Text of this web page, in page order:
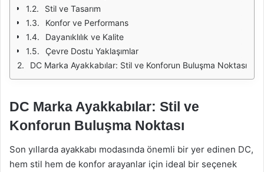
Stil ve Tasarım
Konfor ve Performans
Dayanıklılık ve Kalite
Çevre Dostu Yaklaşımlar
DC Marka Ayakkabılar: Stil ve Konforun Buluşma Noktası
DC Marka Ayakkabılar: Stil ve
Konforun Buluşma Noktası
Son yıllarda ayakkabı modasında önemli bir yer edinen DC,
hem stil hem de konfor arayanlar için ideal bir seçenek